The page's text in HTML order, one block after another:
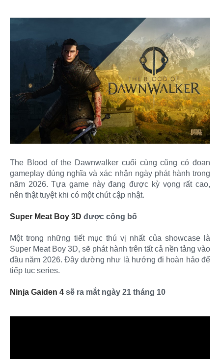
The Blood of the Dawnwalker cuối cùng cũng có đoạn
gameplay đúng nghĩa và xác nhận ngày phát hành trong
năm 2026. Tựa game này đang được kỳ vọng rất cao,
nên thật tuyệt khi có một chút cập nhật.
Super Meat Boy 3D được công bố
Một trong những tiết mục thú vị nhất của showcase là
Super Meat Boy 3D, sẽ phát hành trên tất cả nền tảng vào
đầu năm 2026. Đây dường như là hướng đi hoàn hảo để
tiếp tục series.
Ninja Gaiden 4 sẽ ra mắt ngày 21 tháng 10